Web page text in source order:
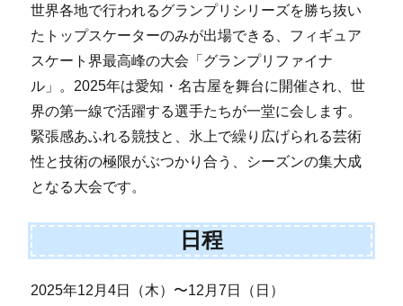
世界各地で行われるグランプリシリーズを勝ち抜い
たトップスケーターのみが出場できる、フィギュア
スケート界最高峰の大会「グランプリファイナ
ル」。2025年は愛知・名古屋を舞台に開催され、世
界の第一線で活躍する選手たちが一堂に会します。
緊張感あふれる競技と、氷上で繰り広げられる芸術
性と技術の極限がぶつかり合う、シーズンの集大成
となる大会です。
日程
2025年12月4日（木）〜12月7日（日）